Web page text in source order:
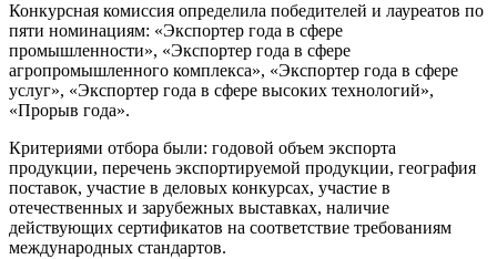
Конкурсная комиссия определила победителей и лауреатов по
пяти номинациям: «Экспортер года в сфере
промышленности», «Экспортер года в сфере
агропромышленного комплекса», «Экспортер года в сфере
услуг», «Экспортер года в сфере высоких технологий»,
«Прорыв года».
Критериями отбора были: годовой объем экспорта
продукции, перечень экспортируемой продукции, география
поставок, участие в деловых конкурсах, участие в
отечественных и зарубежных выставках, наличие
действующих сертификатов на соответствие требованиям
международных стандартов.